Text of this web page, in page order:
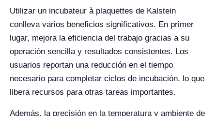
Utilizar un incubateur à plaquettes de Kalstein
conlleva varios beneficios significativos. En primer
lugar, mejora la eficiencia del trabajo gracias a su
operación sencilla y resultados consistentes. Los
usuarios reportan una reducción en el tiempo
necesario para completar ciclos de incubación, lo que
libera recursos para otras tareas importantes.
Además, la precisión en la temperatura y ambiente de